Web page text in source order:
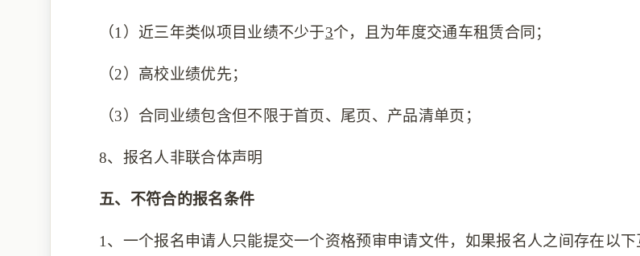
（1） 近三年类似项目业绩不少于3个， 且为年度交通车租赁合同 ；
（2） 高校业绩优先；
（3） 合同业绩包含但不限于首页、尾页、产品清单页；
8、 报名人非联合体声明
五、 不符合的报名条件
1、一个报名申请人只能提交一个资格预审申请文件，如果报名人之间存在以